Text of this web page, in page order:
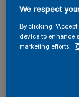
We respect
By clicking “Accept
device to enhance
marketing efforts.